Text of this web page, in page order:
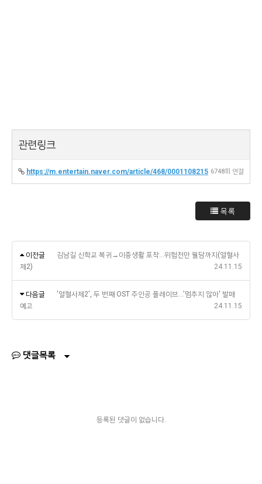
관련링크
https://m.entertain.naver.com/article/468/0001108215 6748회 연결
목록
이전글
김남길 신학교 복귀→이중생활 포착…위험천만 월담까지(열혈사
제2)
24.11.15
다음글
'열혈사제2', 두 번째 OST 주인공 플레이브…'멈추지 않아' 발매
예고
24.11.15
댓글목록
등록된 댓글이 없습니다.